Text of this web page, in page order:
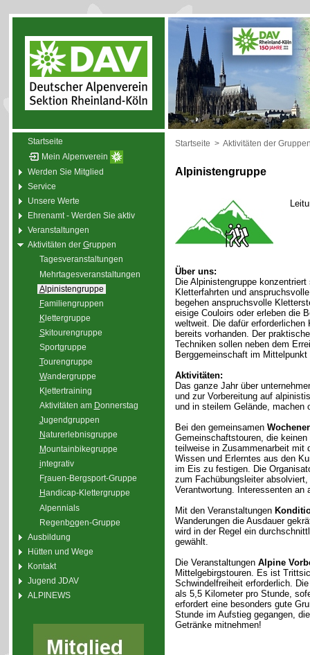
Startseite
Mein Alpenverein
Werden Sie Mitglied
Service
Unsere Werte
Ehrenamt - Werden Sie aktiv
Veranstaltungen
Aktivitäten der Gruppen
Tagesveranstaltungen
Mehrtagesveranstaltungen
Alpinistengruppe
Familiengruppen
Klettergruppe
Skitourengruppe
Sportgruppe
Tourengruppe
Wandergruppe
Kl ettertraining
Aktivitäten am Donnerstag
Jugendgruppen
Naturerlebnisgruppe
Mountainbikegruppe
integrativ
Frauen-Bergsport-Gruppe
Handicap-Klettergruppe
Alpennials
Regenbogen-Gruppe
Ausbildung
Hütten und Wege
Kontakt
Jugend JDAV
ALPINEWS
Startseite > Aktivitäten der
Alpinistengruppe
Über uns:
Die Alpinistengruppe
Kletterfahrten und
begehen anspruchsvolle
eisige Couloirs oder erleben die
weltweit. Die dafür erforderlichen
bereits vorhanden. Der
Techniken sollen neben dem
Berggemeinschaft im Mittelpunkt
Aktivitäten:
Das ganze Jahr über
und zur Vorbereitung auf
und in steilem Gelände, machen
Bei den gemeinsamen
Gemeinschaftstouren, die keinen
teilweise in Zusammenarbeit mit
Wissen und Erlerntes aus den
im Eis zu festigen. Die
zum Fachübungsleiter
Verantwortung. Interessenten an
Mit den Veranstaltungen
Wanderungen die Ausdauer
wird in der Regel ein
gewählt.
Die Veranstaltungen Alpine
Mittelgebirgstouren. Es ist
Schwindelfreiheit erforderlich.
als 5,5 Kilometer pro Stunde,
erfordert eine besonders gute
Stunde im Aufstieg gegangen,
Getränke mitnehmen!